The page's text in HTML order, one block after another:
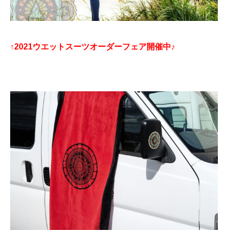
↑2021ウエットスーツオーダーフェア開催中♪